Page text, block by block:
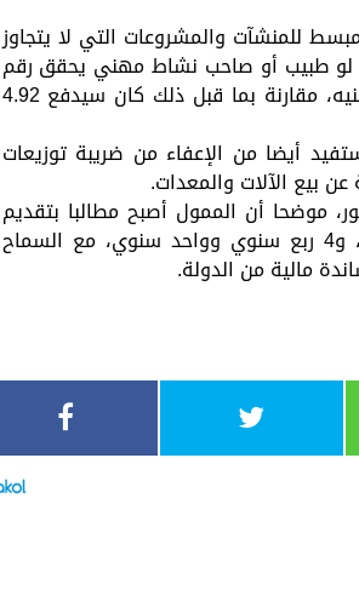
للمنشآت والمشروعات التي لا يتجاوز
سبيل المثال لو طبيب أو صاحب نشاط مهني يحقق رقم
أعمال 20 مليون جنيه، في ظل التيسيرات سيدفع 300 ألف جنيه، مقارنة بما قبل ذلك كان سيدفع 4.92
أقل من 20 مليون جنيه؛ ستستفيد أيضا من الإعفاء من ضريبة توزيعات
موضحا أن الممول أصبح مطالبا بتقديم
إقرار سنوي واحد فقط بدلا من 17 التزاما سابقا 12 شهري، و4 ربع سنوي وواحد سنوي، مع السماح